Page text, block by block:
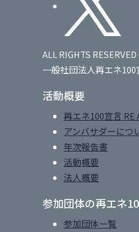
ALL RIGHTS
一般社団法人再エネ
活動概要
再エネ100宣言
アンバサダーにつ
年次報告書
活動概要
法人概要
参加団体の再エネ
参加団体一覧